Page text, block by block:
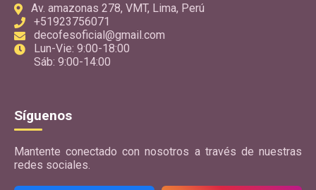
Av. amazonas 278, VMT, Lima, Perú
+51923756071
decofesoficial@gmail.com
Lun-Vie: 9:00-18:00
Sáb: 9:00-14:00
Síguenos
Mantente conectado con nosotros a través de nuestras
redes sociales.